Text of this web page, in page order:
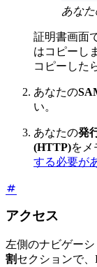
あな
証明書画面
はコピーし
コピーした
あなたの
い。
あなたの発
(HTTP)をメ
する必要が
アクセス
左側のナビゲーシ
割セクションで